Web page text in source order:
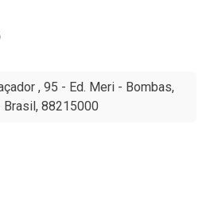
, 95 - Ed. Meri - Bombas,
Brasil, 88215000